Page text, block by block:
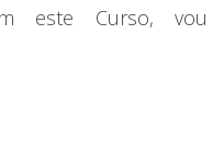
este Curso, vou